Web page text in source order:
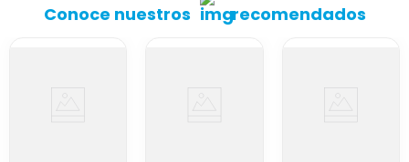
Conoce nuestros recomendados